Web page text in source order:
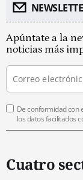
Apúntate a la
noticias más
De conformidad con
los datos facilitados
Cuatro